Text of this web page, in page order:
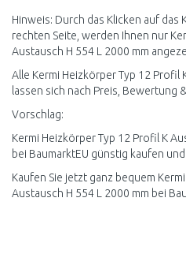
Hinweis: Durch das Klicken auf das
rechten Seite, werden Ihnen nur
Austausch H 554 L 2000 mm
Alle Kermi Heizkörper Typ 12 Profil
lassen sich nach Preis, Bewertung
Vorschlag:
Kermi Heizkörper Typ 12 Profil K
bei BaumarktEU günstig kaufen
Kaufen Sie jetzt ganz bequem
Austausch H 554 L 2000 mm bei